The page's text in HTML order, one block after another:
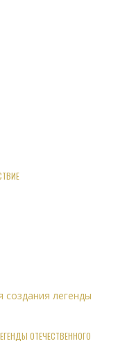
ОТЕЧЕСТВЕННОГО